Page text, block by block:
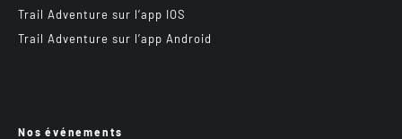
Trail Adventure sur l’app IOS
Trail Adventure sur l’app Android
Nos événements